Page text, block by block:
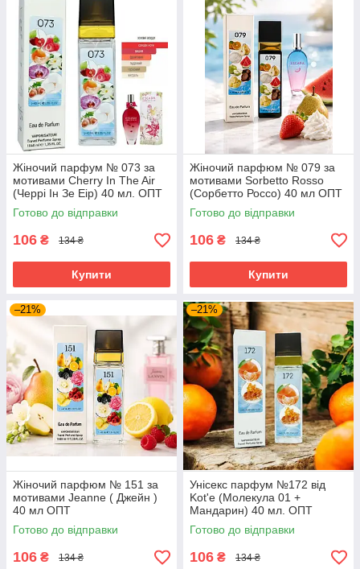
Жіночий парфум № 073 за
мотивами Cherry In The Air
(Черрі Ін Зе Еір) 40 мл. ОПТ
Готово до відправки
106 ₴ 134 ₴
Купити
Жіночий парфюм № 079 за
мотивами Sorbetto Rosso
(Сорбетто Россо) 40 мл ОПТ
Готово до відправки
106 ₴ 134 ₴
Купити
–21%
Жіночий парфюм № 151 за
мотивами Jeanne ( Джейн )
40 мл ОПТ
Готово до відправки
106 ₴ 134 ₴
–21%
Унісекс парфум №172 від
Kot'e (Молекула 01 +
Мандарин) 40 мл. ОПТ
Готово до відправки
106 ₴ 134 ₴